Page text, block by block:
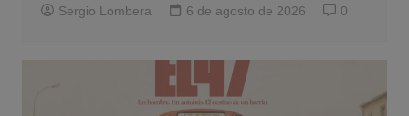
Sergio Lombera 6 de agosto de 2026 0